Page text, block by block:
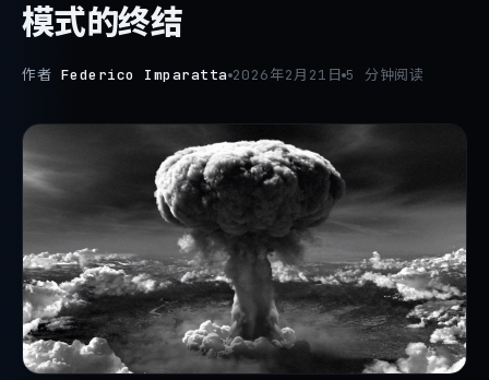
模式的终结
作者 Federico Imparatta 2026年2月21日 5 分钟阅读